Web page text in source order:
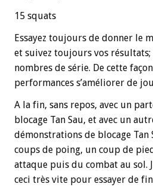
15 squats
Essayez toujours de donner le
et suivez toujours vos résultats;
nombres de série. De cette
performances s’améliorer de
A la fin, sans repos, avec un
blocage Tan Sau, et avec un
démonstrations de blocage Tan
coups de poing, un coup de
attaque puis du combat au sol.
ceci très vite pour essayer de